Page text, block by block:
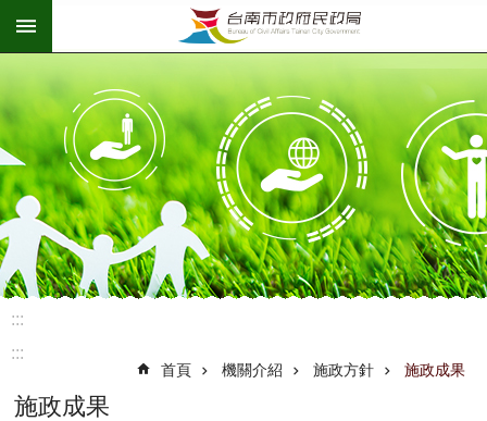
跳到主要內容區塊
:::
:::
首頁 機關介紹 施政方針 施政成果
施政成果